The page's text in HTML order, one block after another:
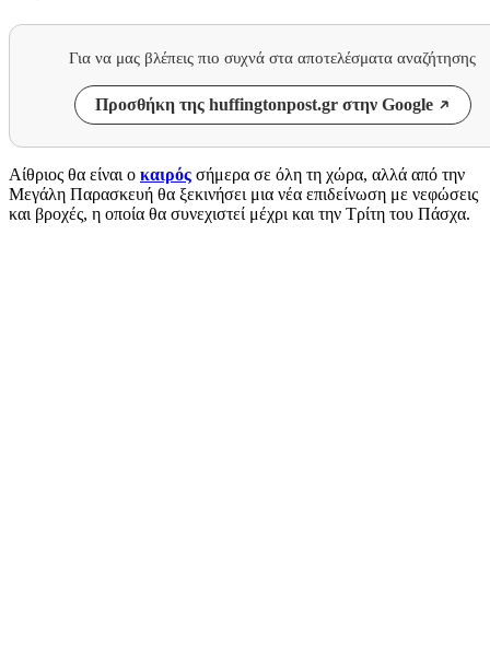
Για να μας βλέπεις πιο συχνά στα αποτελέσματα αναζήτησης
Προσθήκη της huffingtonpost.gr στην Google
Αίθριος θα είναι ο καιρός σήμερα σε όλη τη χώρα, αλλά από την
Μεγάλη Παρασκευή θα ξεκινήσει μια νέα επιδείνωση με νεφώσεις
και βροχές, η οποία θα συνεχιστεί μέχρι και την Τρίτη του Πάσχα.